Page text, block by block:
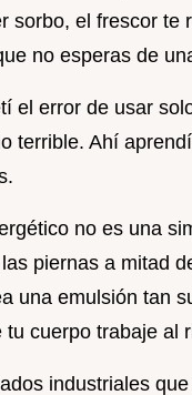
sorbo, el frescor
no esperas de
el error de usar
terrible. Ahí
no es una
piernas a mitad
una emulsión tan
cuerpo trabaje al
industriales